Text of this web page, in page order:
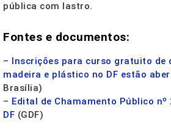
pública com lastro.
Fontes e documentos:
– Inscrições para curso gratuito de
madeira e plástico no DF estão
Brasília)
– Edital de Chamamento Público
DF (GDF)